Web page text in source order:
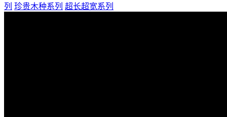
列 珍贵木种系列 超长超宽系列